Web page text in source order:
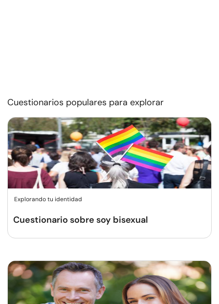
Cuestionarios populares para explorar
Explorando tu identidad
Cuestionario sobre soy bisexual